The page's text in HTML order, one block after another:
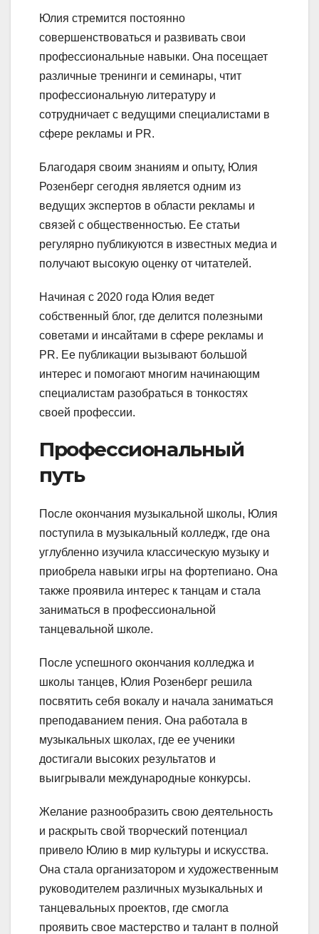
Юлия стремится постоянно
совершенствоваться и развивать свои
профессиональные навыки. Она посещает
различные тренинги и семинары, чтит
профессиональную литературу и
сотрудничает с ведущими специалистами в
сфере рекламы и PR.
Благодаря своим знаниям и опыту, Юлия
Розенберг сегодня является одним из
ведущих экспертов в области рекламы и
связей с общественностью. Ее статьи
регулярно публикуются в известных медиа и
получают высокую оценку от читателей.
Начиная с 2020 года Юлия ведет
собственный блог, где делится полезными
советами и инсайтами в сфере рекламы и
PR. Ее публикации вызывают большой
интерес и помогают многим начинающим
специалистам разобраться в тонкостях
своей профессии.
Профессиональный
путь
После окончания музыкальной школы, Юлия
поступила в музыкальный колледж, где она
углубленно изучила классическую музыку и
приобрела навыки игры на фортепиано. Она
также проявила интерес к танцам и стала
заниматься в профессиональной
танцевальной школе.
После успешного окончания колледжа и
школы танцев, Юлия Розенберг решила
посвятить себя вокалу и начала заниматься
преподаванием пения. Она работала в
музыкальных школах, где ее ученики
достигали высоких результатов и
выигрывали международные конкурсы.
Желание разнообразить свою деятельность
и раскрыть свой творческий потенциал
привело Юлию в мир культуры и искусства.
Она стала организатором и художественным
руководителем различных музыкальных и
танцевальных проектов, где смогла
проявить свое мастерство и талант в полной